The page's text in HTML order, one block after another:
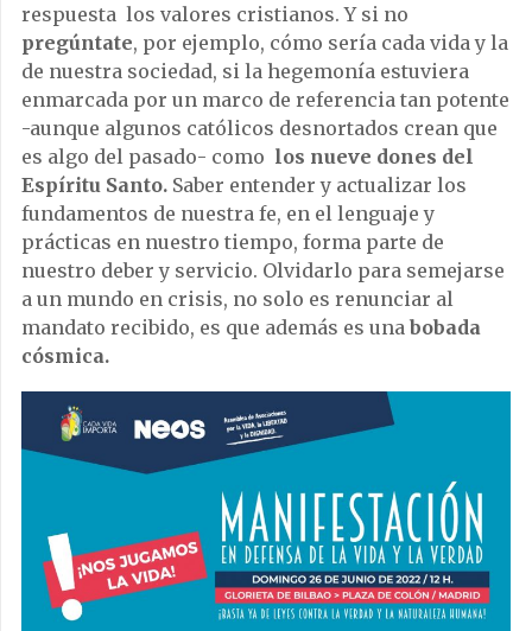
respuesta los valores cristianos. Y si no
pregúntate, por ejemplo, cómo sería cada vida y la
de nuestra sociedad, si la hegemonía estuviera
enmarcada por un marco de referencia tan potente
-aunque algunos católicos desnortados crean que
es algo del pasado- como los nueve dones del
Espíritu Santo. Saber entender y actualizar los
fundamentos de nuestra fe, en el lenguaje y
prácticas en nuestro tiempo, forma parte de
nuestro deber y servicio. Olvidarlo para semejarse
a un mundo en crisis, no solo es renunciar al
mandato recibido, es que además es una bobada
cósmica.